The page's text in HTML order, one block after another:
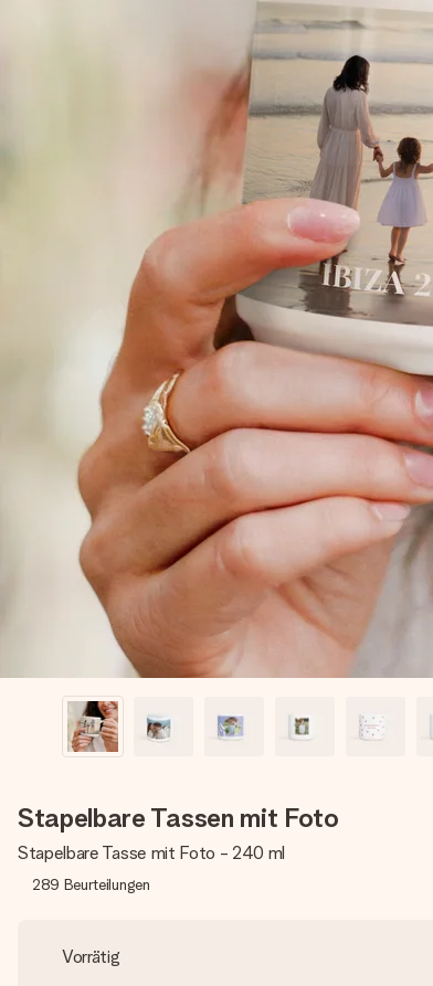
Stapelbare Tassen mit Foto
Stapelbare Tasse mit Foto - 240 ml
289 Beurteilungen
Vorrätig